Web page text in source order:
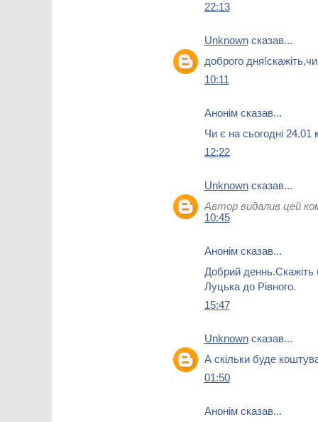
22:13
Unknownсказав...
доброго
10:11
Анонім сказав...
Чи є на сьогодні 24.01
12:22
Unknownсказав...
Автор видалив цей
10:45
Анонім сказав...
Добрий деннь.Скажіть
Луцька до Рівного.
15:47
Unknownсказав...
А скільки буде
01:50
Анонім сказав...